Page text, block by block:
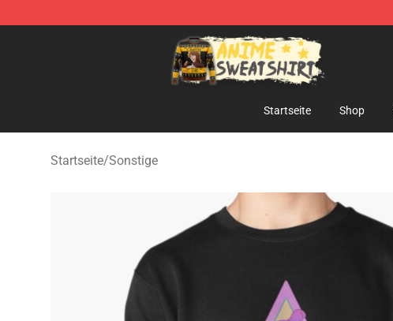
Anime Sweatshirts Store - The Best Store for Anime Fans
Startseite Shop
Startseite/Sonstige